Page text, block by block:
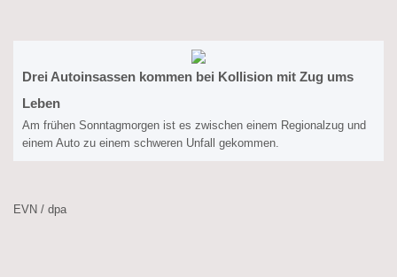
Drei Autoinsassen kommen bei Kollision mit Zug ums
Leben
Am frühen Sonntagmorgen ist es zwischen einem Regionalzug und
einem Auto zu einem schweren Unfall gekommen.
EVN / dpa